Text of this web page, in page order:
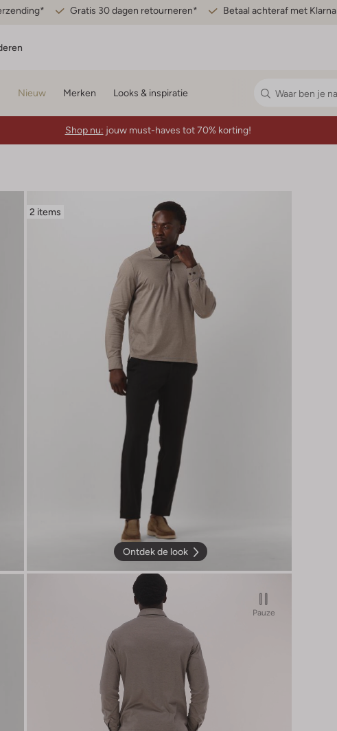
Gratis 30 dagen retourneren* Betaal achteraf met Klarna
Nieuw Merken Looks & inspiratie
Shop nu: jouw must-haves tot 70% korting!
2 items
Ontdek de look
Pauze